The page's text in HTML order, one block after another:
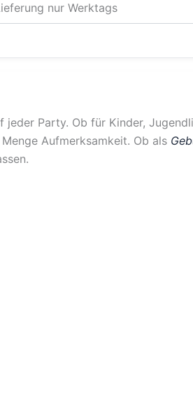
nur Werktags
Party. Ob für Kinder,
Aufmerksamkeit. Ob als